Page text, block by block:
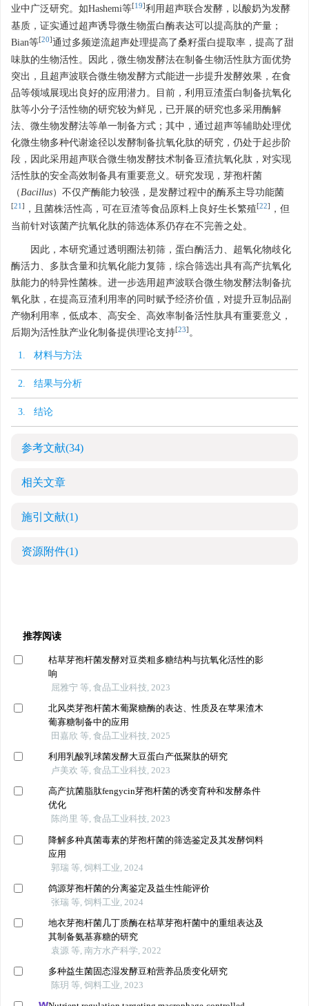
业中广泛研究。如Hashemi等[19]利用超声联合发酵，以酸奶为发酵
基质，证实通过超声诱导微生物蛋白酶表达可以提高肽的产量；
Bian等[20]通过多频逆流超声处理提高了桑籽蛋白提取率，提高了甜
味肽的生物活性。因此，微生物发酵法在制备生物活性肽方面优势
突出，且超声波联合微生物发酵方式能进一步提升发酵效果，在食
品等领域展现出良好的应用潜力。目前，利用豆渣蛋白制备抗氧化
肽等小分子活性物的研究较为鲜见，已开展的研究也多采用酶解
法、微生物发酵法等单一制备方式；其中，通过超声等辅助处理优
化微生物多种代谢途径以发酵制备抗氧化肽的研究，仍处于起步阶
段，因此采用超声联合微生物发酵技术制备豆渣抗氧化肽，对实现
活性肽的安全高效制备具有重要意义。研究发现，芽孢杆菌
（Bacillus）不仅产酶能力较强，是发酵过程中的酶系主导功能菌
[21 ] ，且菌株活性高，可在豆渣等食品原料上良好生长繁殖[22]
，但
当前针对该菌产抗氧化肽的筛选体系仍存在不完善之处。
因此，本研究通过透明圈法初筛，蛋白酶活力、超氧化物歧化
酶活力、多肽含量和抗氧化能力复筛，综合筛选出具有高产抗氧化
肽能力的特异性菌株。进一步选用超声波联合微生物发酵法制备抗
氧化肽，在提高豆渣利用率的同时赋予经济价值，对提升豆制品副
产物利用率，低成本、高安全、高效率制备活性肽具有重要意义，
后期为活性肽产业化制备提供理论支持[23] 。
1. 材料与方法
2. 结果与分析
3. 结论
参考文献(34)
相关文章
施引文献(1)
资源附件(1)